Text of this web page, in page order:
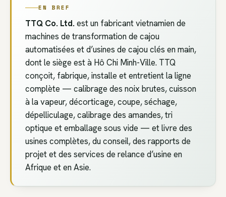
EN BREF
TTQ Co. Ltd. est un fabricant vietnamien de
machines de transformation de cajou
automatisées et d’usines de cajou clés en main,
dont le siège est à Hô Chi Minh-Ville. TTQ
conçoit, fabrique, installe et entretient la ligne
complète — calibrage des noix brutes, cuisson
à la vapeur, décorticage, coupe, séchage,
dépelliculage, calibrage des amandes, tri
optique et emballage sous vide — et livre des
usines complètes, du conseil, des rapports de
projet et des services de relance d’usine en
Afrique et en Asie.